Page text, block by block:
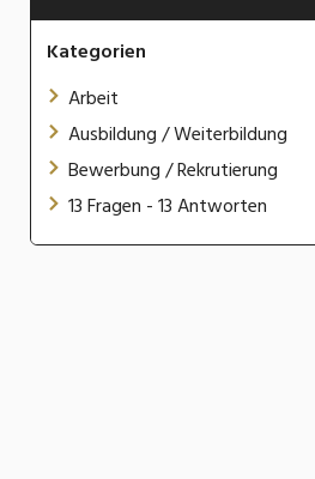
Kategorien
Arbeit
Ausbildung / Weiterbildung
Bewerbung / Rekrutierung
13 Fragen - 13 Antworten